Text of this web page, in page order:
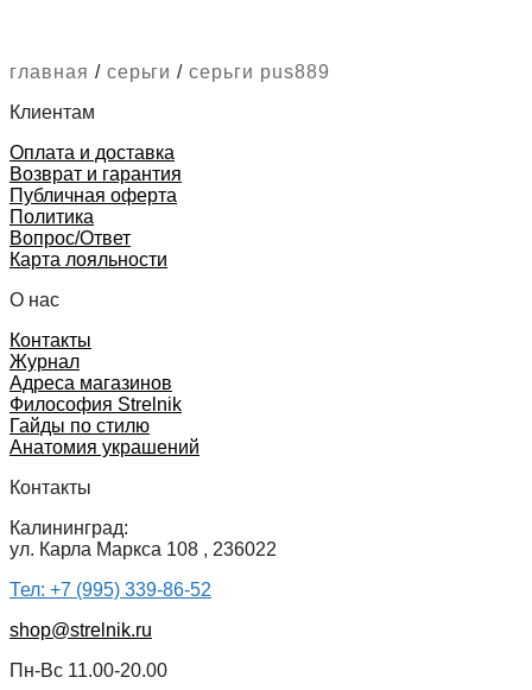
главная / серьги /серьги pus889
Клиентам
Оплата и доставка
Возврат и гарантия
Публичная оферта
Политика
Вопрос/Ответ
Карта лояльности
О нас
Контакты
Журнал
Адреса магазинов
Философия Strelnik
Гайды по стилю
Анатомия украшений
Контакты
Калининград:
ул. Карла Маркса 108 , 236022
Тел: +7 (995) 339-86-52
shop@strelnik.ru
Пн-Вс 11.00-20.00